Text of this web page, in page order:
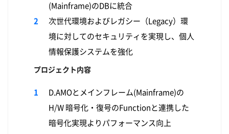
(Mainframe)のDBに統合
次世代環境およびレガシー（Legacy）環
境に対してのセキュリティを実現し、個人
情報保護システムを強化
プロジェクト内容
D.AMOとメインフレーム(Mainframe)の
H/W 暗号化・復号のFunctionと連携した
暗号化実現よりパフォーマンス向上